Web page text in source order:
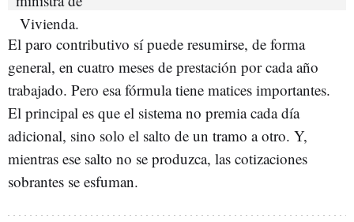
El paro contributivo sí puede resumirse, de forma
general, en cuatro meses de prestación por cada año
trabajado. Pero esa fórmula tiene matices importantes.
El principal es que el sistema no premia cada día
adicional, sino solo el salto de un tramo a otro. Y,
mientras ese salto no se produzca, las cotizaciones
sobrantes se esfuman.